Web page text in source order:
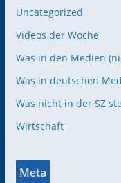
Uncategorized
Videos der Woche
Was in den Medien
Was in deutschen
Was nicht in der SZ
Wirtschaft
Meta